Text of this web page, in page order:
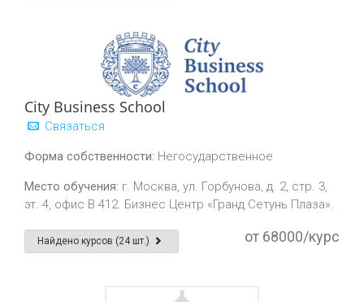
City Business School
Связаться
Форма собственности: Негосударственное
Место обучения: г. Москва, ул. Горбунова, д. 2, стр. 3,
эт. 4, офис В 412. Бизнес Центр «Гранд Сетунь Плаза».
Найдено курсов (24 шт.) от 68000/курс